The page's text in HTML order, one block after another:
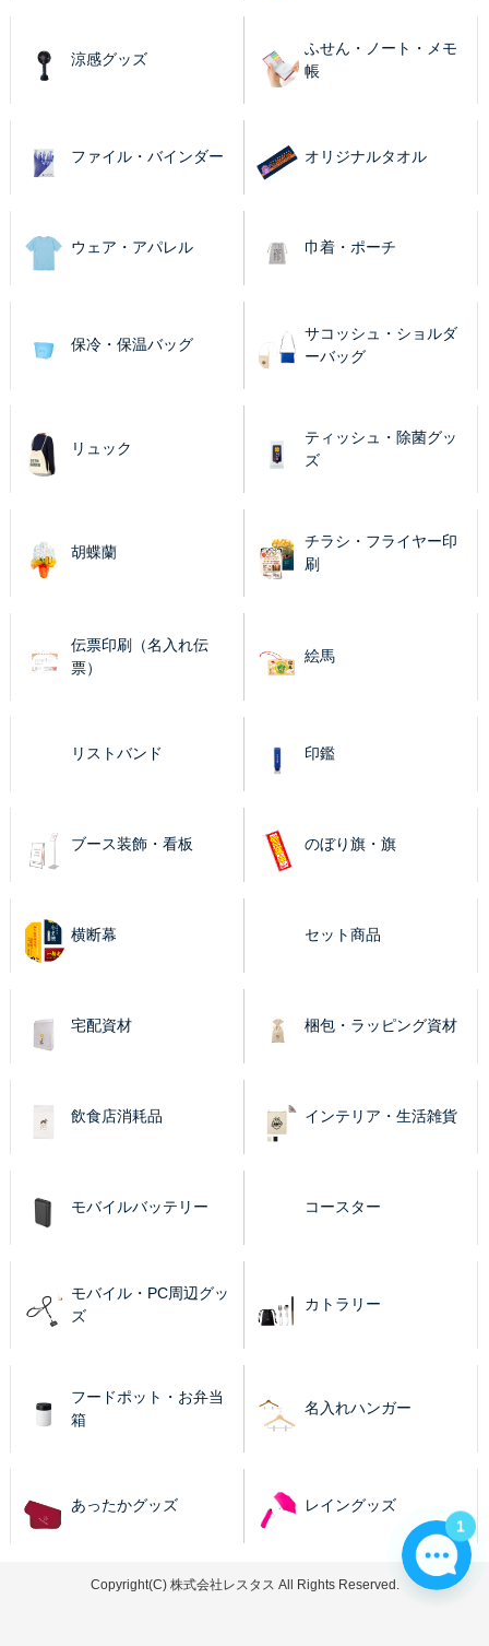
涼感グッズ
ふせん・ノート・メモ
帳
ファイル・バインダー オリジナルタオル
ウェア・アパレル 巾着・ポーチ
保冷・保温バッグ
サコッシュ・ショルダ
ーバッグ
リュック
ティッシュ・除菌グッ
ズ
胡蝶蘭
チラシ・フライヤー印
刷
伝票印刷（名入れ伝
票）
絵馬
リストバンド 印鑑
ブース装飾・看板 のぼり旗・旗
横断幕 セット商品
宅配資材 梱包・ラッピング資材
飲食店消耗品 インテリア・生活雑貨
モバイルバッテリー コースター
モバイル・PC周辺グッ
ズ
カトラリー
フードポット・お弁当
箱
名入れハンガー
あったかグッズ レイングッズ
Copyright(C) 株式会社レスタス All Rights Reserved.
1